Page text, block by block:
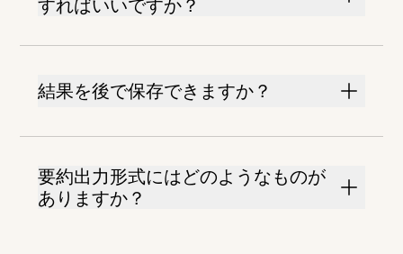
すればいいですか？
結果を後で保存できますか？
要約出力形式にはどのようなものが
ありますか？